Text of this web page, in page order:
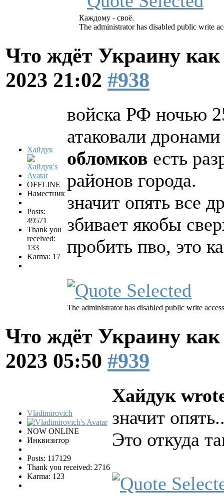
Каждому - своё.
The administrator has disabled public write
Что ждёт Украину
2023 21:02 #938
Хайдук
OFFLINE
Наместник
Posts:
49571
Thank you
received:
133
Karma: 17
войска РФ ночью
атаковали
обломков есть
районов города.
значит опять все
збивает якобы
пробить пво, это
The administrator has disabled public write
Что ждёт Украину
2023 05:50 #939
Vladimirovich
NOW ONLINE
Инквизитор
Posts: 117129
Thank you received: 2716
Karma: 123
Хайдук
значит
Это откуда